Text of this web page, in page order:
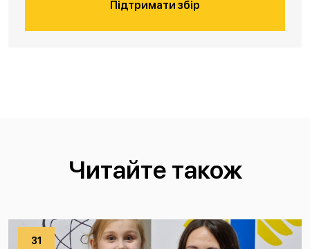
Підтримати збір
Читайте також
31